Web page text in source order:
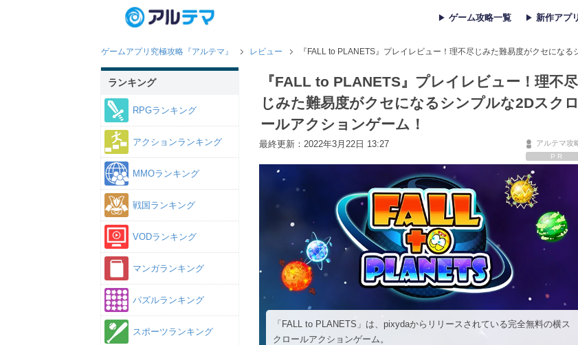
ゲーム攻略一覧 新作アプ
ゲームアプリ究極攻略『アルテマ』 レビュー 『FALL to PLANETS』プレイレビュー！理不尽じみた難易度がクセにな
ランキング
RPGランキング
アクションランキング
MMOランキング
戦国ランキング
VODランキング
マンガランキング
パズルランキング
スポーツランキング
『FALL to PLANETS』プレイレビュー！理不尽
じみた難易度がクセになるシンプルな2Dスクロ
ールアクションゲーム！
アルテマ攻
最終更新：2022年3月22日 13:27
PR
「FALL to PLANETS」は、pixydaからリリースされている完全無料の横ス
クロールアクションゲーム。